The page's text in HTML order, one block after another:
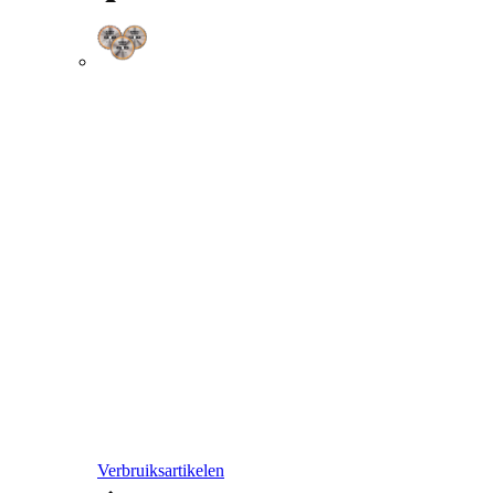
Verbruiksartikelen